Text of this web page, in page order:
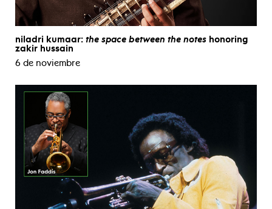
niladri kumaar: the space between the notes honoring
zakir hussain
6 de noviembre